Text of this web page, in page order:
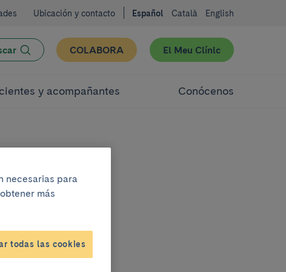
Ubicación y contacto Español Català English
COLABORA El Meu Clínic
y acompañantes Conócenos
necesarias para
más
todas las cookies